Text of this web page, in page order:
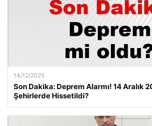
14/12/2025
Son Dakika: Deprem Alarmı! 14 Aralık
Şehirlerde Hissetildi?